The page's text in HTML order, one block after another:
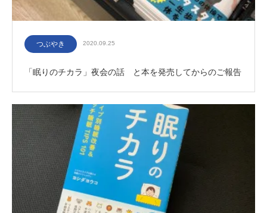
つぶやき 2020.09.25
「眠りのチカラ」夜会の話 と本を発売してからのご報告